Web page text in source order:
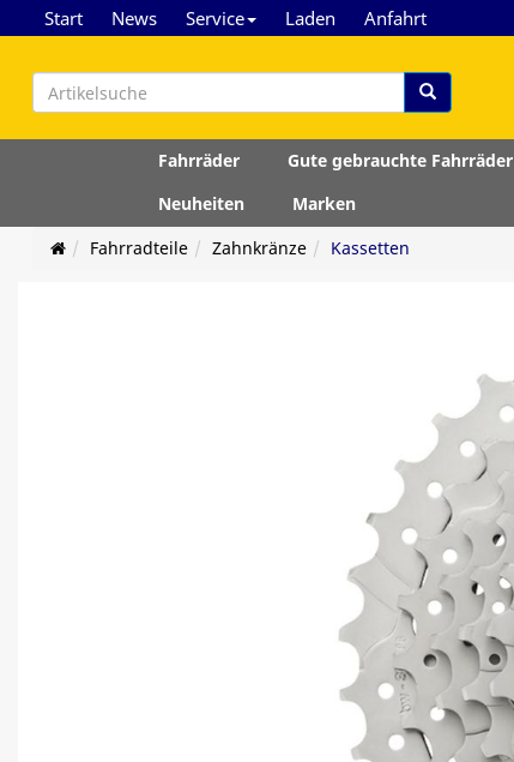
Start News Service Laden Anfahrt
Fahrräder Gute gebrauchte Fahrräder
Neuheiten
Marken
Fahrradteile
Zahnkränze Kassetten